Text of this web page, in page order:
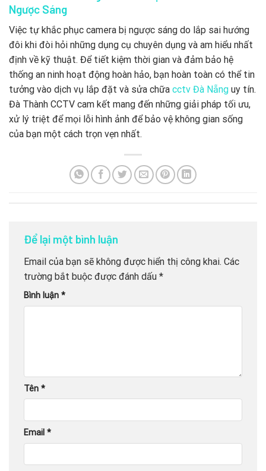
Ngược Sáng
Việc tự khắc phục camera bị ngược sáng do lắp sai hướng
đôi khi đòi hỏi những dụng cụ chuyên dụng và am hiểu nhất
định về kỹ thuật. Để tiết kiệm thời gian và đảm bảo hệ
thống an ninh hoạt động hoàn hảo, bạn hoàn toàn có thể tin
tưởng vào dịch vụ lắp đặt và sửa chữa cctv Đà Nẵng uy tín.
Đà Thành CCTV cam kết mang đến những giải pháp tối ưu,
xử lý triệt để mọi lỗi hình ảnh để bảo vệ không gian sống
của bạn một cách trọn vẹn nhất.
Để lại một bình luận
Email của bạn sẽ không được hiển thị công khai. Các
trường bắt buộc được đánh dấu *
Bình luận *
Tên *
Email *